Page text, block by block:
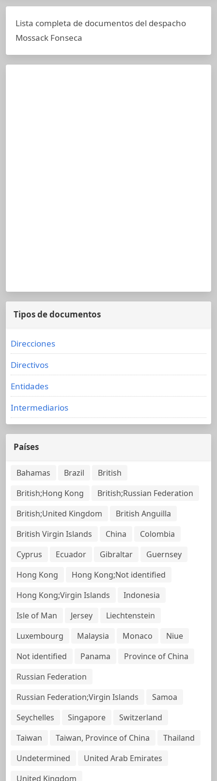
Lista completa de documentos del despacho
Mossack Fonseca
Tipos de documentos
Direcciones
Directivos
Entidades
Intermediarios
Países
Bahamas Brazil
British
British;Hong Kong
British;Russian Federation
British;United Kingdom
British Anguilla
British Virgin Islands
China
Colombia
Cyprus
Ecuador Gibraltar
Guernsey
Hong Kong
Hong Kong;Not identified
Hong Kong;Virgin Islands
Indonesia
Isle of Man
Jersey
Liechtenstein
Luxembourg
Malaysia Monaco
Niue
Not identified
Panama
Province of China
Russian Federation
Russian Federation;Virgin Islands
Samoa
Seychelles
Singapore
Switzerland
Taiwan
Taiwan, Province of China
Thailand
Undetermined
United Arab Emirates
United Kingdom